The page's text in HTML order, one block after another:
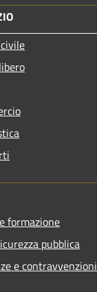
formazione
pubblica
e contravvenzioni